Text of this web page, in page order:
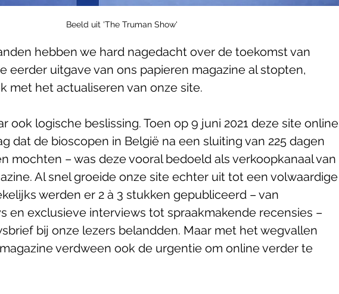
Beeld uit 'The Truman Show'
hebben we hard nagedacht over de toekomst van
eerder uitgave van ons papieren magazine al stopten,
met het actualiseren van onze site.
ook logische beslissing. Toen op 9 juni 2021 deze site online
dat de bioscopen in België na een sluiting van 225 dagen
mochten – was deze vooral bedoeld als verkoopkanaal van
Al snel groeide onze site echter uit tot een volwaardige
werden er 2 à 3 stukken gepubliceerd – van
en exclusieve interviews tot spraakmakende recensies –
bij onze lezers belandden. Maar met het wegvallen
verdween ook de urgentie om online verder te